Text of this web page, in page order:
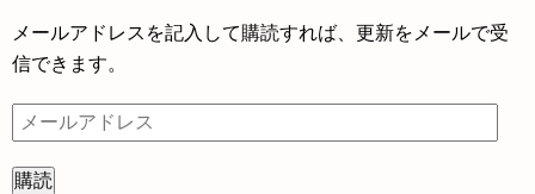
メールアドレスを記入して購読すれば、更新をメールで受
信できます。
メ
ル